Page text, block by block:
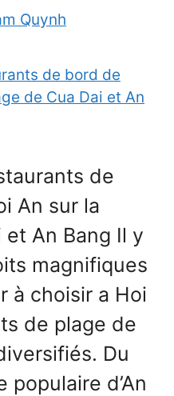
Quynh
de
An sur la
et An Bang Il y
magnifiques
à choisir a Hoi
de plage de
Du
d’An